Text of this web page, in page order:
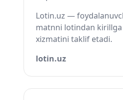
Lotin.uz —
matnni lotindan kirillga
xizmatini taklif etadi.
lotin.uz